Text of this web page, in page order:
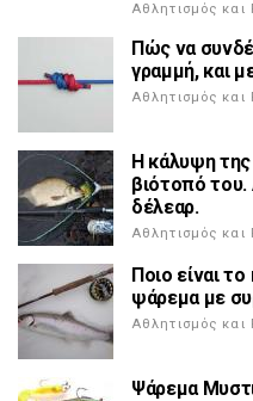
Αθλητισμός και
Πώς να
γραμμή, και
Αθλητισμός και
Η κάλυψη
βιότοπό
δέλεαρ.
Αθλητισμός και
Ποιο είναι
ψάρεμα με
Αθλητισμός και
Ψάρεμα